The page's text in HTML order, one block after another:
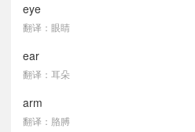
eye
翻译：眼睛
ear
翻译：耳朵
arm
翻译：胳膊